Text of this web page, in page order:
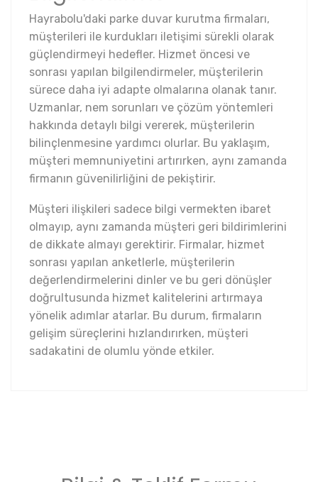
Hayrabolu'daki parke duvar kurutma firmaları,
müşterileri ile kurdukları iletişimi sürekli olarak
güçlendirmeyi hedefler. Hizmet öncesi ve
sonrası yapılan bilgilendirmeler, müşterilerin
sürece daha iyi adapte olmalarına olanak tanır.
Uzmanlar, nem sorunları ve çözüm yöntemleri
hakkında detaylı bilgi vererek, müşterilerin
bilinçlenmesine yardımcı olurlar. Bu yaklaşım,
müşteri memnuniyetini artırırken, aynı zamanda
firmanın güvenilirliğini de pekiştirir.
Müşteri ilişkileri sadece bilgi vermekten ibaret
olmayıp, aynı zamanda müşteri geri bildirimlerini
de dikkate almayı gerektirir. Firmalar, hizmet
sonrası yapılan anketlerle, müşterilerin
değerlendirmelerini dinler ve bu geri dönüşler
doğrultusunda hizmet kalitelerini artırmaya
yönelik adımlar atarlar. Bu durum, firmaların
gelişim süreçlerini hızlandırırken, müşteri
sadakatini de olumlu yönde etkiler.